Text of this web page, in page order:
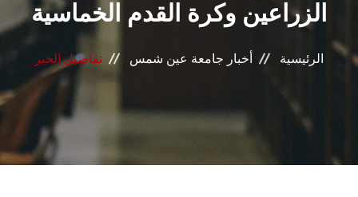
المراكز والوحدات
الأنظمة الذكية
الزراعين وكرة القدم الخماسية
الرئيسية أخبار جامعة عين شمس تفاصيل الخبر